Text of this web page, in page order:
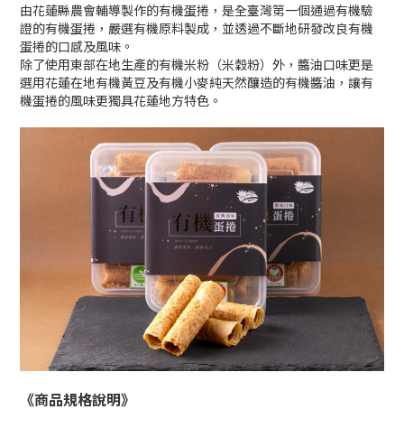
由花蓮縣農會輔導製作的有機蛋捲，是全臺灣第一個通過有機驗
證的有機蛋捲，嚴選有機原料製成，並透過不斷地研發改良有機
蛋捲的口感及風味。
除了使用東部在地生產的有機米粉（米穀粉）外，醬油口味更是
選用花蓮在地有機黃豆及有機小麥純天然釀造的有機醬油，讓有
機蛋捲的風味更獨具花蓮地方特色。
《商品規格說明》